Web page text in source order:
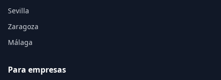
Sevilla
Zaragoza
Málaga
Para empresas